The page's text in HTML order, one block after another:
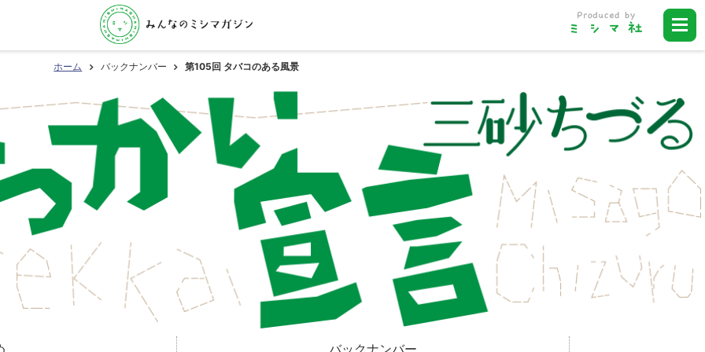
ホーム バックナンバー 第105回 タバコのある風景
バックナンバー